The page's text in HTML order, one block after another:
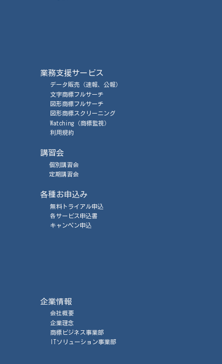
業務支援サービス
データ販売
（速報、公報）
文字商標フルサーチ
図形商標フルサーチ
図形商標スクリーニング
Watching （商標監視）
利用規約
講習会
個別講習会
定期講習会
各種お申込み
無料トライアル申込
各サービス申込書
キャンペン申込
企業情報
会社概要
企業理念
商標ビジネス事業部
ITソリューション事業部